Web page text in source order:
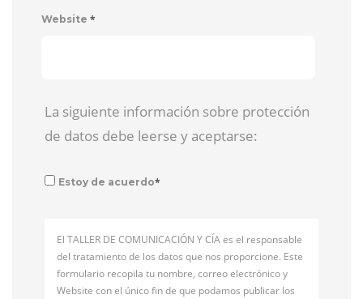
Website *
La siguiente información sobre protección
de datos debe leerse y aceptarse:
Estoy de acuerdo*
El TALLER DE COMUNICACIÓN Y CÍA es el responsable
del tratamiento de los datos que nos proporcione. Este
formulario recopila tu nombre, correo electrónico y
Website con el único fin de que podamos publicar los